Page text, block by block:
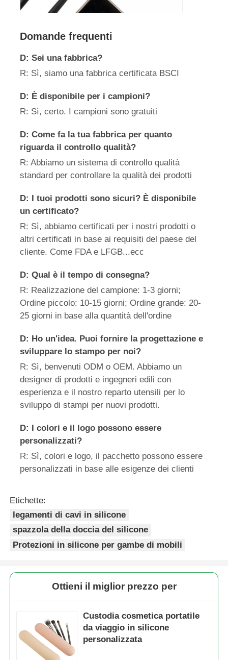
Domande frequenti
D: Sei una fabbrica?
R: Sì, siamo una fabbrica certificata BSCI
D: È disponibile per i campioni?
R: Sì, certo. I campioni sono gratuiti
D: Come fa la tua fabbrica per quanto
riguarda il controllo qualità?
R: Abbiamo un sistema di controllo qualità
standard per controllare la qualità dei prodotti
D: I tuoi prodotti sono sicuri? È disponibile
un certificato?
R: Sì, abbiamo certificati per i nostri prodotti o
altri certificati in base ai requisiti del paese del
cliente. Come FDA e LFGB...ecc
D: Qual è il tempo di consegna?
R: Realizzazione del campione: 1-3 giorni;
Ordine piccolo: 10-15 giorni; Ordine grande: 20-
25 giorni in base alla quantità dell'ordine
D: Ho un'idea. Puoi fornire la progettazione e
sviluppare lo stampo per noi?
R: Sì, benvenuti ODM o OEM. Abbiamo un
designer di prodotti e ingegneri edili con
esperienza e il nostro reparto utensili per lo
sviluppo di stampi per nuovi prodotti.
D: I colori e il logo possono essere
personalizzati?
R: Sì, colori e logo, il pacchetto possono essere
personalizzati in base alle esigenze dei clienti
Etichette:
legamenti di cavi in silicone
spazzola della doccia del silicone
Protezioni in silicone per gambe di mobili
Ottieni il miglior prezzo per
Custodia cosmetica portatile
da viaggio in silicone
personalizzata